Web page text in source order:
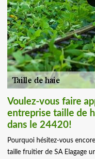
Voulez-vous faire
entreprise taille de
dans le 24420!
Pourquoi hésitez-vous
taille fruitier de SA Elagage